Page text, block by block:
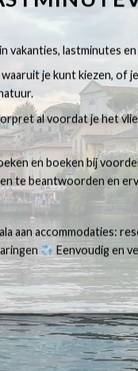
vakanties, lastminutes
je kunt kiezen, of
al voordat je het
en boeken bij
te beantwoorden en
aan accommodaties:
Eenvoudig en